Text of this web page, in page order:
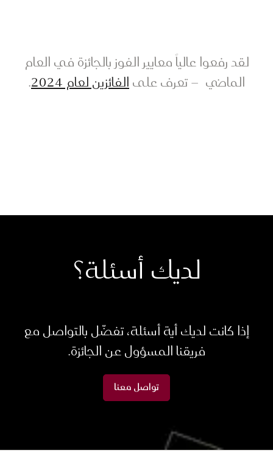
لقد رفعوا عالياً معايير الفوز بالجائزة في العام
الماضي – تعرف على الفائزين لعام 2024 .
لديك أسئلة؟
إذا كانت لديك أية أسئلة، تفضّل بالتواصل مع
فريقنا المسؤول عن الجائزة.
تواصل معنا